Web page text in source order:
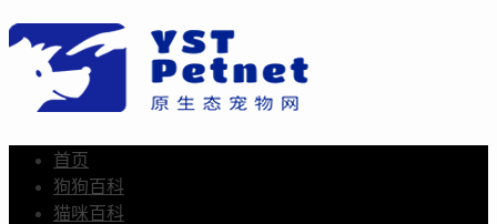
首页
狗狗百科
猫咪百科